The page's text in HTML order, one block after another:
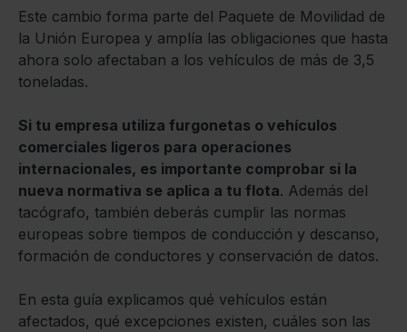
Este cambio forma parte del Paquete de Movilidad de
la Unión Europea y amplía las obligaciones que hasta
ahora solo afectaban a los vehículos de más de 3,5
toneladas.
Si tu empresa utiliza furgonetas o vehículos
comerciales ligeros para operaciones
internacionales, es importante comprobar si la
nueva normativa se aplica a tu flota. Además del
tacógrafo, también deberás cumplir las normas
europeas sobre tiempos de conducción y descanso,
formación de conductores y conservación de datos.
En esta guía explicamos qué vehículos están
afectados, qué excepciones existen, cuáles son las